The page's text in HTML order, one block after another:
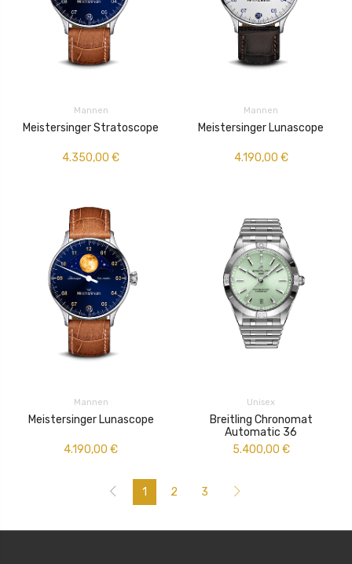
Mannen
Meistersinger Stratoscope
4.350,00 €
Mannen
Meistersinger Lunascope
4.190,00 €
Mannen
Meistersinger Lunascope
4.190,00 €
Unisex
Breitling Chronomat
Automatic 36
5.400,00 €
1 2 3